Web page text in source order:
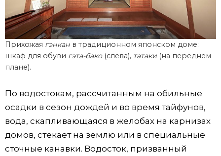
Прихожая гэнканв традиционном японском доме:
шкаф для обуви гэта-бако(слева), татаки(на переднем
плане).
По водостокам, рассчитанным на обильные
осадки в сезон дождей и во время тайфунов,
вода, скапливающаяся в желобах на карнизах
домов, стекает на землю или в специальные
сточные канавки. Водосток, призванный